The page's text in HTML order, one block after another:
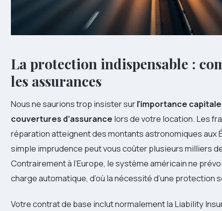
La protection indispensable :
les assurances
Nous ne saurions trop insister surl’importance
couvertures d’assurance lors de votre location. Les
réparation atteignent des montants astronomiques aux
simple imprudence peut vous coûter plusieurs milliers
Contrairement à l’Europe, le système américain ne
charge automatique, d’où la nécessité d’une protection
Votre contrat de base inclut normalement la Liability